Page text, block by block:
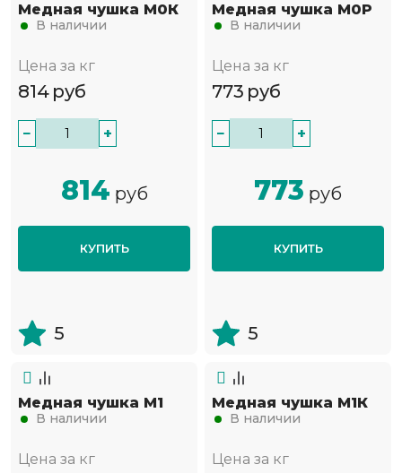
Медная чушка М0К
В наличии
Цена за кг
814 руб
− +
814 руб
КУПИТЬ
5
Медная чушка М0Р
В наличии
Цена за кг
773 руб
− +
773 руб
КУПИТЬ
5
Медная чушка М1
В наличии
Цена за кг
Медная чушка М1К
В наличии
Цена за кг